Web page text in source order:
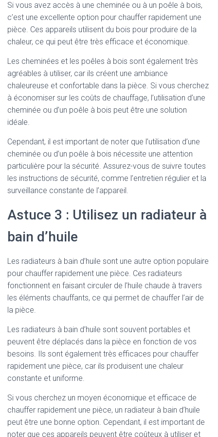
Si vous avez accès à une cheminée ou à un poêle à bois,
c’est une excellente option pour chauffer rapidement une
pièce. Ces appareils utilisent du bois pour produire de la
chaleur, ce qui peut être très efficace et économique.
Les cheminées et les poêles à bois sont également très
agréables à utiliser, car ils créent une ambiance
chaleureuse et confortable dans la pièce. Si vous cherchez
à économiser sur les coûts de chauffage, l’utilisation d’une
cheminée ou d’un poêle à bois peut être une solution
idéale.
Cependant, il est important de noter que l’utilisation d’une
cheminée ou d’un poêle à bois nécessite une attention
particulière pour la sécurité. Assurez-vous de suivre toutes
les instructions de sécurité, comme l’entretien régulier et la
surveillance constante de l’appareil.
Astuce 3 : Utilisez un radiateur à
bain d’huile
Les radiateurs à bain d’huile sont une autre option populaire
pour chauffer rapidement une pièce. Ces radiateurs
fonctionnent en faisant circuler de l’huile chaude à travers
les éléments chauffants, ce qui permet de chauffer l’air de
la pièce.
Les radiateurs à bain d’huile sont souvent portables et
peuvent être déplacés dans la pièce en fonction de vos
besoins. Ils sont également très efficaces pour chauffer
rapidement une pièce, car ils produisent une chaleur
constante et uniforme.
Si vous cherchez un moyen économique et efficace de
chauffer rapidement une pièce, un radiateur à bain d’huile
peut être une bonne option. Cependant, il est important de
noter que ces appareils peuvent être coûteux à utiliser et